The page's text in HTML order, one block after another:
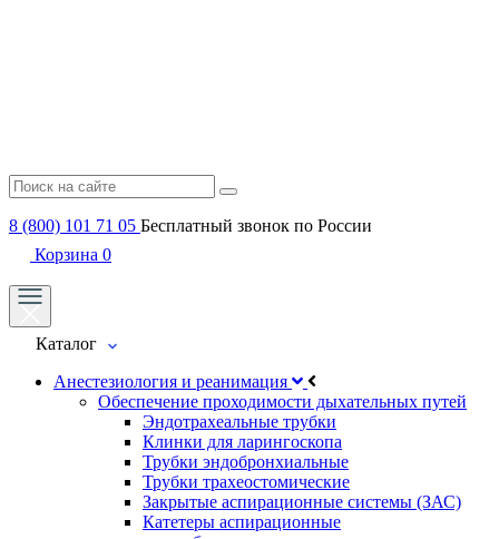
8 (800) 101 71 05 Бесплатный звонок по России
Корзина 0
Каталог
Анестезиология и реанимация
Обеспечение проходимости дыхательных путей
Эндотрахеальные трубки
Клинки для ларингоскопа
Трубки эндобронхиальные
Трубки трахеостомические
Закрытые аспирационные системы (ЗАС)
Катетеры аспирационные